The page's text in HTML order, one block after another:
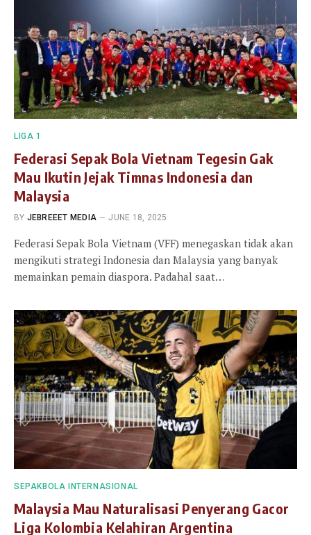
LIGA 1
Federasi Sepak Bola Vietnam Tegesin Gak
Mau Ikutin Jejak Timnas Indonesia dan
Malaysia
BY JEBREEET MEDIA JUNE 18, 2025
Federasi Sepak Bola Vietnam (VFF) menegaskan tidak akan
mengikuti strategi Indonesia dan Malaysia yang banyak
memainkan pemain diaspora. Padahal saat…
SEPAKBOLA INTERNASIONAL
Malaysia Mau Naturalisasi Penyerang Gacor
Liga Kolombia Kelahiran Argentina